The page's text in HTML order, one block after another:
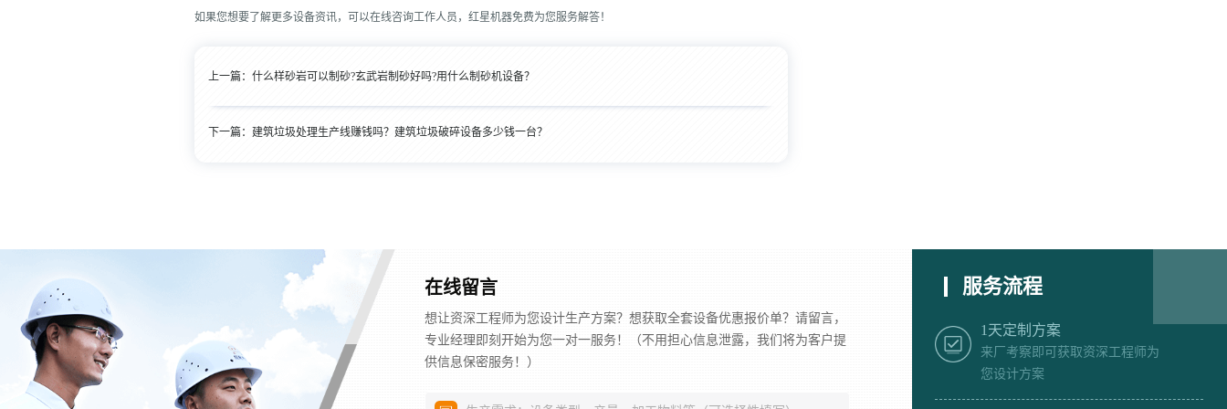
如果您想要了解更多设备资讯，可以在线咨询工作人员，红星机器免费为您服务解答！
上一篇： 什么样砂岩可以制砂?玄武岩制砂好吗?用什么制砂机设备？
下一篇： 建筑垃圾处理生产线赚钱吗？建筑垃圾破碎设备多少钱一台？
在线留言
想让资深工程师为您设计生产方案？想获取全套设备优惠报价单？请留言，
专业经理即刻开始为您一对一服务！（不用担心信息泄露，我们将为客户提
供信息保密服务！）
服务流程
1天定制方案
来厂考察即可获取资深工程师为
您设计方案